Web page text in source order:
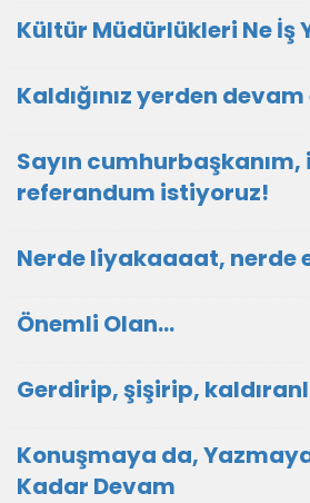
Kültür Müdürlükleri Ne İş
Kaldığınız yerden
Sayın
referandum istiyoruz!
Nerde liyakaaaat, nerde
Önemli Olan…
Gerdirip, şişirip,
Konuşmaya da,
Kadar Devam